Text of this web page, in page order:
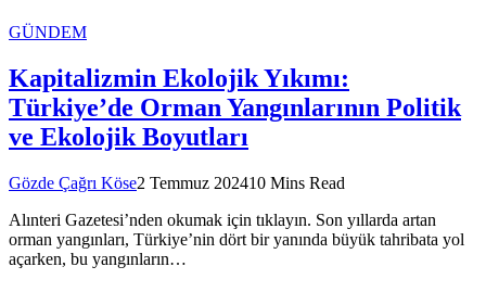
GÜNDEM
Kapitalizmin Ekolojik Yıkımı:
Türkiye’de Orman Yangınlarının Politik
ve Ekolojik Boyutları
Gözde Çağrı Köse2 Temmuz 202410 Mins Read
Alınteri Gazetesi’nden okumak için tıklayın. Son yıllarda artan
orman yangınları, Türkiye’nin dört bir yanında büyük tahribata yol
açarken, bu yangınların…